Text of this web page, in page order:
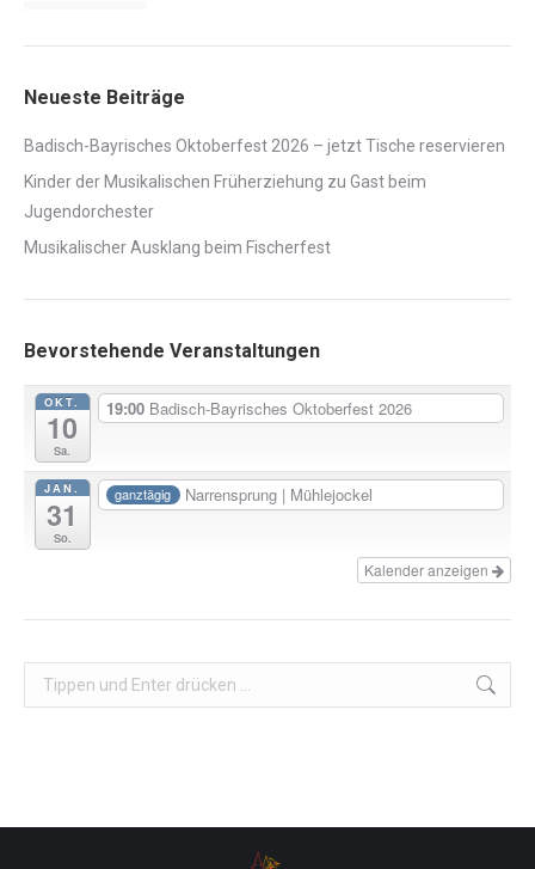
Neueste Beiträge
Badisch-Bayrisches Oktoberfest 2026 – jetzt Tische reservieren
Kinder der Musikalischen Früherziehung zu Gast beim
Jugendorchester
Musikalischer Ausklang beim Fischerfest
Bevorstehende Veranstaltungen
OKT.
10
Sa.
19:00 Badisch-Bayrisches Oktoberfest 2026
JAN.
31
So.
ganztägig Narrensprung | Mühlejockel
Kalender anzeigen
Search: